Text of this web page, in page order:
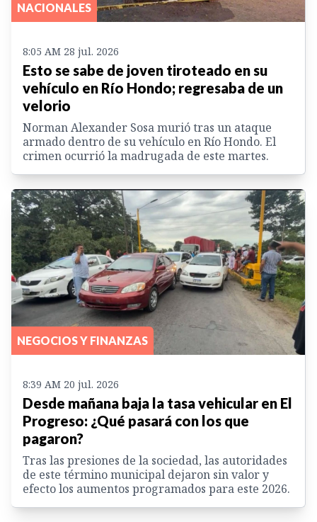
NACIONALES
8:05 AM 28 jul. 2026
Esto se sabe de joven tiroteado en su
vehículo en Río Hondo; regresaba de un
velorio
Norman Alexander Sosa murió tras un ataque
armado dentro de su vehículo en Río Hondo. El
crimen ocurrió la madrugada de este martes.
NEGOCIOS Y FINANZAS
8:39 AM 20 jul. 2026
Desde mañana baja la tasa vehicular en El
Progreso: ¿Qué pasará con los que
pagaron?
Tras las presiones de la sociedad, las autoridades
de este término municipal dejaron sin valor y
efecto los aumentos programados para este 2026.